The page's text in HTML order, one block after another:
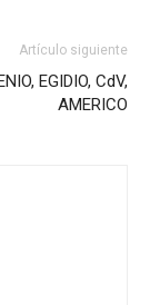
Artículo siguiente
EGIDIO, CdV,
AMERICO